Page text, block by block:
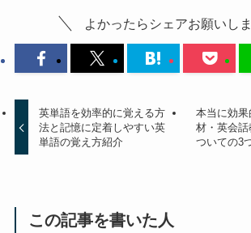
よかったらシェアお願いしま
英単語を効率的に覚える方
法と記憶に定着しやすい英
単語の覚え方紹介
本当に効
材・英会話
ついての3
この記事を書いた人